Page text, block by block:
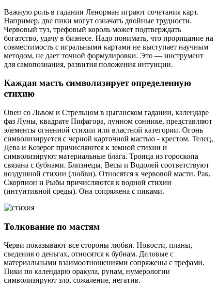
Важную роль в гадании Ленорман играют сочетания карт.
Например, две пики могут означать двойные трудности.
Червовый туз, трефовый король может подтверждать
богатство, удачу в бизнесе. Надо понимать, что прорицание на
совместимость с игральными картами не выступает научным
методом, не дает точной формулировки. Это — инструмент
для самопознания, развития положения интуиции.
Каждая масть символизирует определенную
стихию
Овен со Львом и Стрельцом в цыганском гадании, календаре
фаз Луны, квадрате Пифагора, лунном соннике, представляют
элементы огненной стихии или властной категории. Огонь
символизируется с черной карточной мастью - крестом. Телец,
Дева и Козерог причисляются к земной стихии и
символизируют материальные блага. Троица из гороскопа
связана с бубнами. Близнецы, Весы и Водолей соответствуют
воздушной стихии (любви). Относятся к червовой масти. Рак,
Скорпион и Рыбы причисляются к водной стихии
(интуитивной среды). Она сопряжена с пиками.
Толкование по мастям
Черви показывают все стороны любви. Новости, планы,
сведения о деньгах, относятся к бубнам. Деловые с
материальными взаимоотношениями сопряжены с трефами.
Пики по календарю оракула, рунам, нумерологии
символизируют зло, сожаление, негатив.